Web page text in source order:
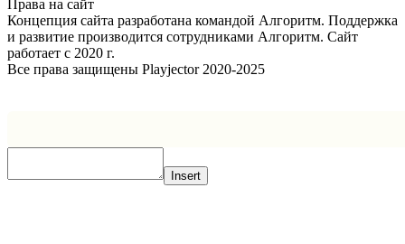
Права на сайт
Концепция сайта разработана командой Алгоритм. Поддержка
и развитие производится сотрудниками Алгоритм. Сайт
работает с 2020 г.
Все права защищены Playjector 2020-2025
Insert